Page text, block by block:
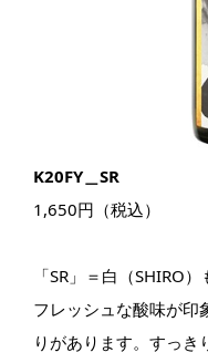
K20FY＿SR
1,650円（税込）
「SR」＝白（SHIRO
フレッシュな酸味が印
りがあります。すっ